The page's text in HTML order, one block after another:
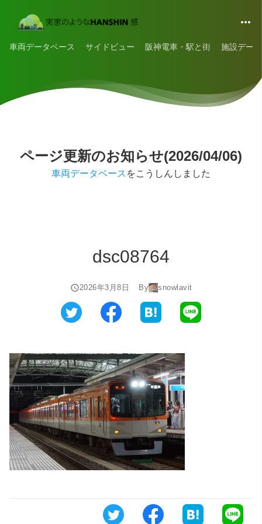
車両データベース サイドビュー 阪神電車・駅と街 施設デー
ページ更新のお知らせ(2026/04/06)
車両データベース をこうしんしました
dsc08764
2026年3月8日 By snowlavit